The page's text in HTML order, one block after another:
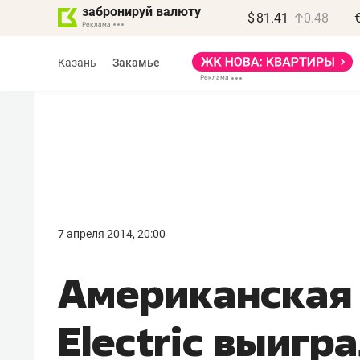
забронируй валюту $ 81.41 0.48
Казань Закамье
7 апреля 2014, 20:00
Американская
Electric
правил, бизнес может
потерять минимум
полгода»